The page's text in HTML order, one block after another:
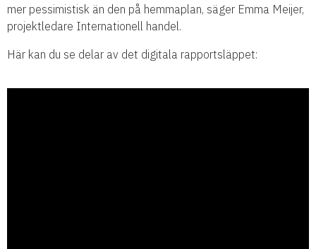
mer pessimistisk än den på hemmaplan, säger Emma Meijer,
projektledare Internationell handel.
Här kan du se delar av det digitala rapportsläppet: